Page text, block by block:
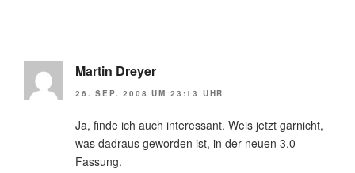
Martin Dreyer
26. SEP. 2008 UM 23:13 UHR
Ja, finde ich auch interessant. Weis jetzt garnicht,
was dadraus geworden ist, in der neuen 3.0
Fassung.